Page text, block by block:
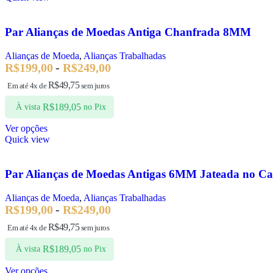
Par Alianças de Moedas Antiga Chanfrada 8MM
Alianças de Moeda, Alianças Trabalhadas
R$199,00- R$249,00
Em até 4x deR$49,75sem juros
À vista R$189,05 no Pix
Ver opções
Quick view
Par Alianças de Moedas Antigas 6MM Jateada no
Alianças de Moeda, Alianças Trabalhadas
R$199,00- R$249,00
Em até 4x deR$49,75sem juros
À vista R$189,05 no Pix
Ver opções